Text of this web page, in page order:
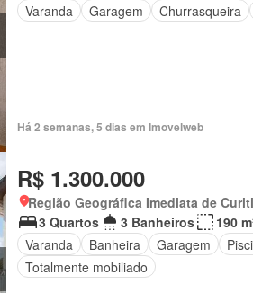
Varanda
Garagem Churrasqueira
Há 2 semanas, 5 dias em Imovelweb
R$ 1.300.000
Região Geográfica Imediata de
3 Quartos
3 Banheiros
190
Varanda
Banheira Garagem
Totalmente mobiliado